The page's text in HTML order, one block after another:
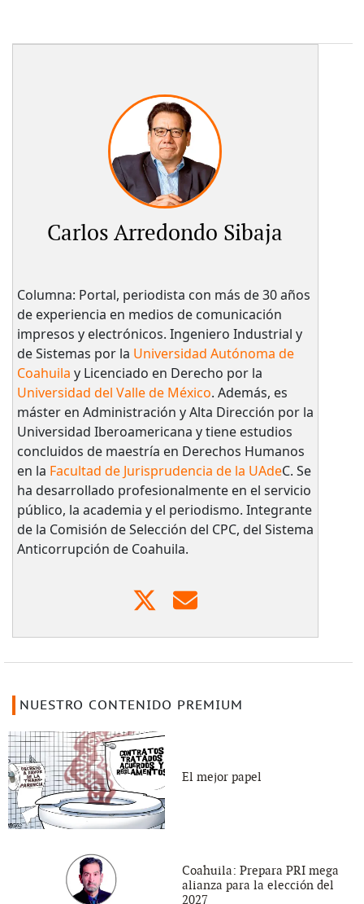
Carlos Arredondo Sibaja
Columna: Portal, periodista con más de 30 años
de experiencia en medios de comunicación
impresos y electrónicos. Ingeniero Industrial y
de Sistemas por la Universidad Autónoma de
Coahuila y Licenciado en Derecho por la
Universidad del Valle de México. Además, es
máster en Administración y Alta Dirección por la
Universidad Iberoamericana y tiene estudios
concluidos de maestría en Derechos Humanos
en la Facultad de Jurisprudencia de la UAdeC. Se
ha desarrollado profesionalmente en el servicio
público, la academia y el periodismo. Integrante
de la Comisión de Selección del CPC, del Sistema
Anticorrupción de Coahuila.
NUESTRO CONTENIDO PREMIUM
El mejor papel
Coahuila: Prepara PRI mega
alianza para la elección del
2027